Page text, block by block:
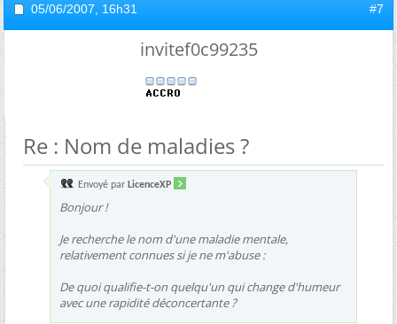
05/06/2007, 16h31 #7
invitef0c99235
Re : Nom de maladies ?
Envoyé par LicenceXP
Bonjour !
Je recherche le nom d'une maladie mentale,
relativement connues si je ne m'abuse :
De quoi qualifie-t-on quelqu'un qui change d'humeur
avec une rapidité déconcertante ?